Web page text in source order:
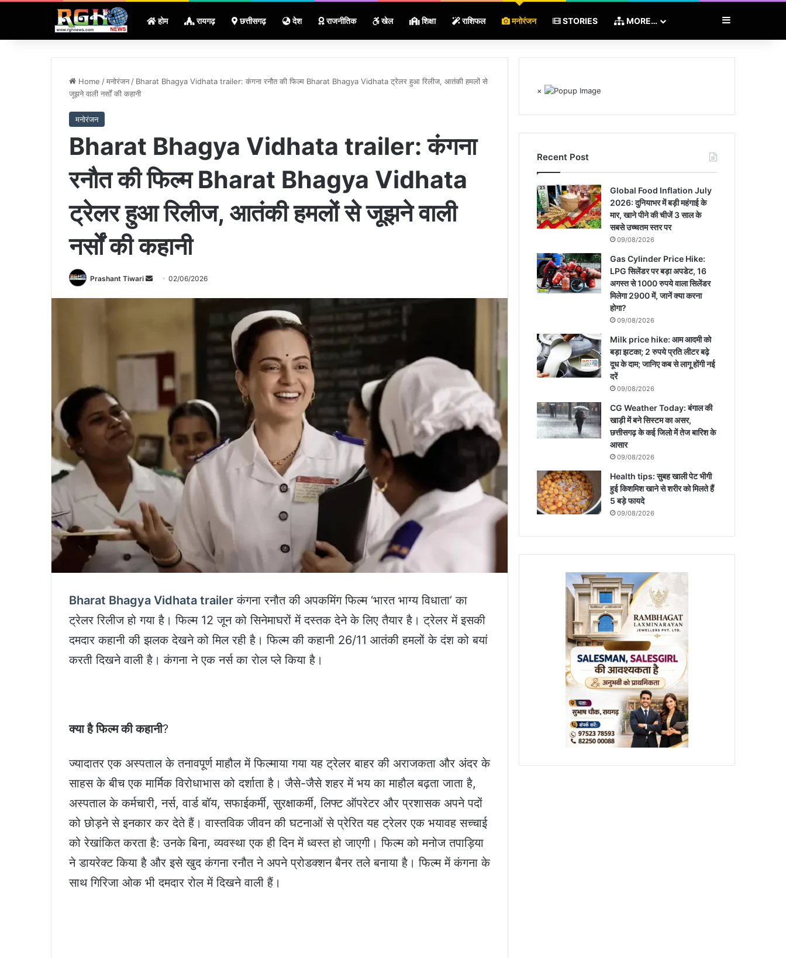
होम रायगढ़ छत्तीसगढ़ देश राजनीतिक खेल शिक्षा राशिफल मनोरंजन STORIES MORE… Sidebar
Home /मनोरंजन / Bharat Bhagya Vidhata trailer: कंगना रनौत की फिल्म Bharat Bhagya Vidhata ट्रेलर हुआ रिलीज, आतंकी हमलों से
जूझने वाली नर्सों की कहानी
मनोरंजन
Bharat Bhagya Vidhata trailer: कंगना
रनौत की फिल्म Bharat Bhagya Vidhata
ट्रेलर हुआ रिलीज, आतंकी हमलों से जूझने वाली
नर्सों की कहानी
Prashant Tiwari
Send02/06/2026
Bharat Bhagya Vidhata trailer कंगना रनौत की अपकमिंग फिल्म ‘भारत भाग्य विधाता’ का
ट्रेलर रिलीज हो गया है। फिल्म 12 जून को सिनेमाघरों में दस्तक देने के लिए तैयार है। ट्रेलर में इसकी
दमदार कहानी की झलक देखने को मिल रही है। फिल्म की कहानी 26/11 आतंकी हमलों के दंश को बयां
करती दिखने वाली है। कंगना ने एक नर्स का रोल प्ले किया है।
क्या है फिल्म की कहानी?
ज्यादातर एक अस्पताल के तनावपूर्ण माहौल में फिल्माया गया यह ट्रेलर बाहर की अराजकता और अंदर के
साहस के बीच एक मार्मिक विरोधाभास को दर्शाता है। जैसे-जैसे शहर में भय का माहौल बढ़ता जाता है,
अस्पताल के कर्मचारी, नर्स, वार्ड बॉय, सफाईकर्मी, सुरक्षाकर्मी, लिफ्ट ऑपरेटर और प्रशासक अपने पदों
को छोड़ने से इनकार कर देते हैं। वास्तविक जीवन की घटनाओं से प्रेरित यह ट्रेलर एक भयावह सच्चाई
को रेखांकित करता है: उनके बिना, व्यवस्था एक ही दिन में ध्वस्त हो जाएगी। फिल्म को मनोज तपाड़िया
ने डायरेक्ट किया है और इसे खुद कंगना रनौत ने अपने प्रोडक्शन बैनर तले बनाया है। फिल्म में कंगना के
साथ गिरिजा ओक भी दमदार रोल में दिखने वाली हैं।
×
Recent Post
Global Food Inflation July
2026: दुनियाभर में बड़ी महंगाई के
मार, खाने पीने की चीजें 3 साल के
सबसे उच्चतम स्तर पर
09/08/2026
Gas Cylinder Price Hike:
LPG सिलेंडर पर बड़ा अपडेट, 16
अगस्त से 1000 रुपये वाला सिलेंडर
मिलेगा 2900 में, जानें क्या करना
होगा?
09/08/2026
Milk price hike: आम आदमी को
बड़ा झटका; 2 रुपये प्रति लीटर बढ़े
दूध के दाम; जानिए कब से लागू होंगी नई
दरें
09/08/2026
CG Weather Today: बंगाल की
खाड़ी में बने सिस्टम का असर,
छत्तीसगढ़ के कई जिलो में तेज बारिश के
आसार
09/08/2026
Health tips: सुबह खाली पेट भीगी
हुई किशमिश खाने से शरीर को मिलते हैं
5 बड़े फायदे
09/08/2026